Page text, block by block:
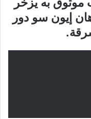
إيون سو دور